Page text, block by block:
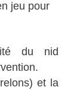
jeu pour
du nid
et la